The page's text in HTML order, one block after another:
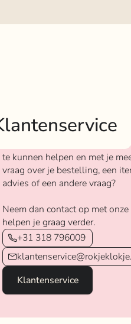
Bij Rokjeklokje staan we
We vinden het super
te kunnen helpen en met je
vraag over je bestelling, een
advies of een andere vraag?
Neem dan contact op met
helpen je graag verder.
+31 318 796009
Klantenservice